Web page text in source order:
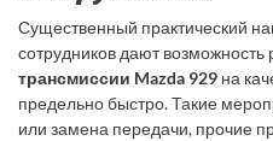
Существенный практический
сотрудников дают возможность
трансмиссии Mazda 929 на
предельно быстро. Такие
или замена передачи, прочие